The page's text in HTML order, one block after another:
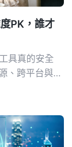
PK，誰才
具真的安全
、跨平台與數